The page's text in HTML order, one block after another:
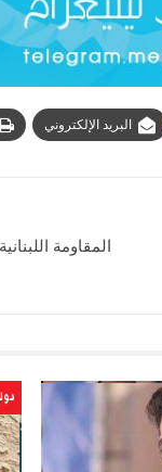
البريد الإلكتروني
المقاومة